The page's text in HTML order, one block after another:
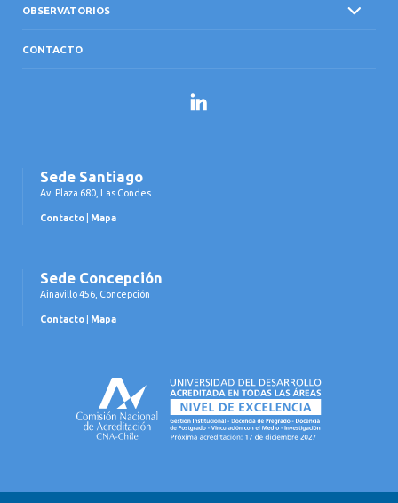
OBSERVATORIOS
CONTACTO
LinkedIn
Sede Santiago
Av. Plaza 680, Las Condes
Contacto Mapa
Sede Concepción
Ainavillo 456, Concepción
Contacto Mapa